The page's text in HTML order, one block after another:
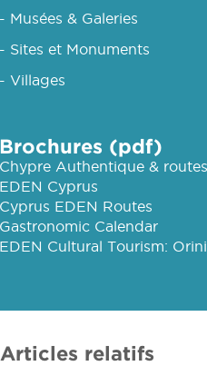
- Musées & Galeries
- Sites et Monuments
- Villages
Brochures (pdf)
Chypre Authentique &
EDEN Cyprus
Cyprus EDEN Routes
Gastronomic Calendar
EDEN Cultural Tourism:
Articles relatifs